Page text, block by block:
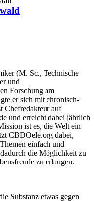
(M. Sc., Technische
und
Forschung am
er sich mit chronisch-
Chefredakteur auf
und erreicht dabei jährlich
ist es, die Welt ein
CBDOele.org dabei,
einfach und
die Möglichkeit zu
zu erlangen.